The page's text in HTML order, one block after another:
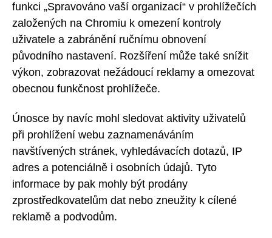
funkci „Spravováno vaší organizací“ v prohlížečích
založených na Chromiu k omezení kontroly
uživatele a zabránění ručnímu obnovení
původního nastavení. Rozšíření může také snížit
výkon, zobrazovat nežádoucí reklamy a omezovat
obecnou funkčnost prohlížeče.
Únosce by navíc mohl sledovat aktivity uživatelů
při prohlížení webu zaznamenáváním
navštívených stránek, vyhledávacích dotazů, IP
adres a potenciálně i osobních údajů. Tyto
informace by pak mohly být prodány
zprostředkovatelům dat nebo zneužity k cílené
reklamě a podvodům.